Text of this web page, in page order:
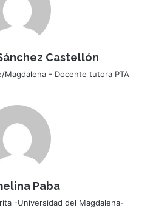
Castellón
Magdalena - Docente tutora PTA
Paba
-Universidad del Magdalena-